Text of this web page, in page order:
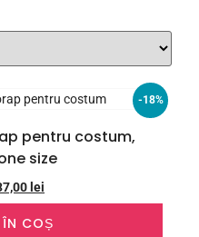
-18%
pentru costum,
size
lei
COȘ